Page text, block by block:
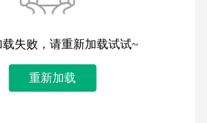
失败，请重新加载试试~
重新加载